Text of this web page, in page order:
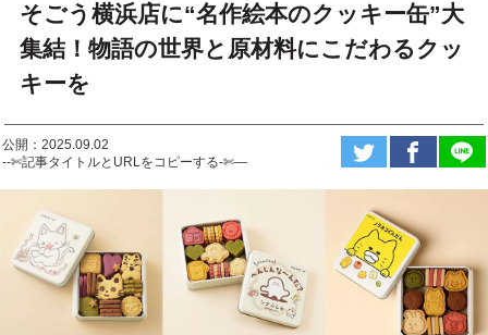
そごう横浜店に“名作絵本のクッキー缶”大
集結！物語の世界と原材料にこだわるクッ
キーを
公開：2025.09.02
--✄記事タイトルとURLをコピーする-✄—